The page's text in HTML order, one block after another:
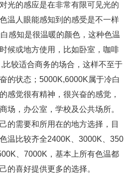
光的感应是在非常有限可见光的
温人眼能感知到的感受是不一样
感知是很温暖的颜色，这种色温
候或地方使用，比如卧室，咖啡
较适合商务的场合，这样不至于
的状态；5000K,6000K属于冷白
感觉很有精神，很兴奋的感觉，
场，办公室，学校及公共场所。
的需要和所用在的地方选择，目
温比较齐全2400K、3000K、350
、7000K，基本上所有色温都
的喜好提供更多的选择。